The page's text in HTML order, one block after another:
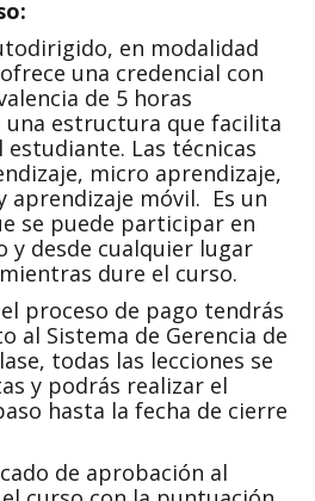
en modalidad
una credencial con
de 5 horas
una estructura que facilita
Las técnicas
micro aprendizaje,
aprendizaje móvil. Es un
se puede participar en
y desde cualquier lugar
dure el curso.
proceso de pago tendrás
al Sistema de Gerencia de
todas las lecciones se
y podrás realizar el
hasta la fecha de cierre
de aprobación al